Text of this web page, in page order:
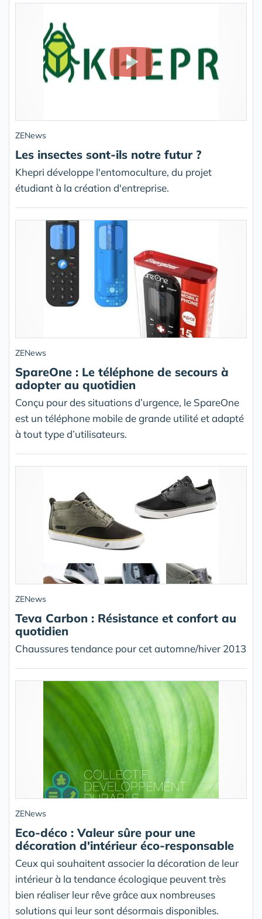
ZENews
Les insectes sont-ils notre futur ?
Khepri développe l'entomoculture, du projet
étudiant à la création d'entreprise.
ZENews
SpareOne : Le téléphone de secours à
adopter au quotidien
Conçu pour des situations d’urgence, le SpareOne
est un téléphone mobile de grande utilité et adapté
à tout type d’utilisateurs.
ZENews
Teva Carbon : Résistance et confort au
quotidien
Chaussures tendance pour cet automne/hiver 2013
ZENews
Eco-déco : Valeur sûre pour une
décoration d'intérieur éco-responsable
Ceux qui souhaitent associer la décoration de leur
intérieur à la tendance écologique peuvent très
bien réaliser leur rêve grâce aux nombreuses
solutions qui leur sont désormais disponibles.